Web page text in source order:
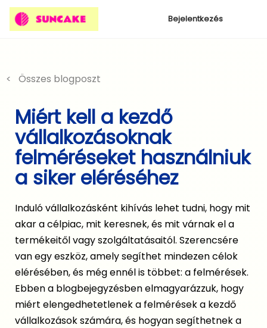
Bejelentkezés
< Összes blogposzt
Miért kell a kezdő
vállalkozásoknak
felméréseket használniuk
a siker eléréséhez
Induló vállalkozásként kihívás lehet tudni, hogy mit
akar a célpiac, mit keresnek, és mit várnak el a
termékeitől vagy szolgáltatásaitól. Szerencsére
van egy eszköz, amely segíthet mindezen célok
elérésében, és még ennél is többet: a felmérések.
Ebben a blogbejegyzésben elmagyarázzuk, hogy
miért elengedhetetlenek a felmérések a kezdő
vállalkozások számára, és hogyan segíthetnek a